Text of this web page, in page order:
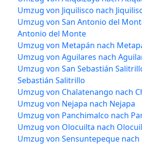
Umzug von Jiquilisco nach
Umzug von San Antonio del
Antonio del Monte
Umzug von Metapán nach
Umzug von Aguilares nach
Umzug von San Sebastián
Sebastián Salitrillo
Umzug von Chalatenango nach
Umzug von Nejapa nach Nejapa
Umzug von Panchimalco nach
Umzug von Olocuilta nach
Umzug von Sensuntepeque nach